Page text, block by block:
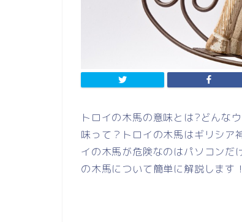
トロイの木馬の意味とは?どんな
味って？トロイの木馬はギリシア
イの木馬が危険なのはパソコンだ
の木馬について簡単に解説します！